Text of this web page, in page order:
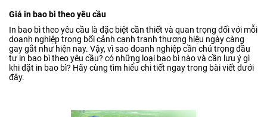
Giá in bao bì theo yêu cầu
In bao bì theo yêu cầu là đặc biệt cần thiết và quan trọng đối với mỗi
doanh nghiệp trong bối cảnh cạnh tranh thương hiệu ngày càng
gay gắt như hiện nay. Vậy, vì sao doanh nghiệp cần chú trọng đầu
tư in bao bì theo yêu cầu? có những loại bao bì nào và cần lưu ý gì
khi đặt in bao bì? Hãy cùng tìm hiểu chi tiết ngay trong bài viết dưới
đây.